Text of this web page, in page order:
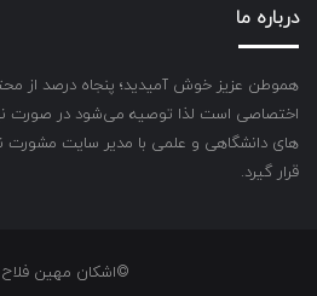
درباره ما
هموطن عزیز خوش آمیدید؛ پنجاه درصد از
اختصاصی است لذا توصیه می‌شود در صورت
های دانشگاهی و علمی با مدیر سایت مشورت
قرار گیرد.
©اشکان مهین فلاح